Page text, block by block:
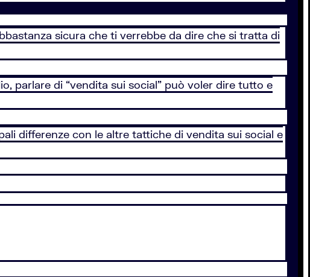
sicura che ti verrebbe da dire che si tratta di
parlare di “vendita sui social” può voler dire tutto e
differenze con le altre tattiche di vendita sui social e